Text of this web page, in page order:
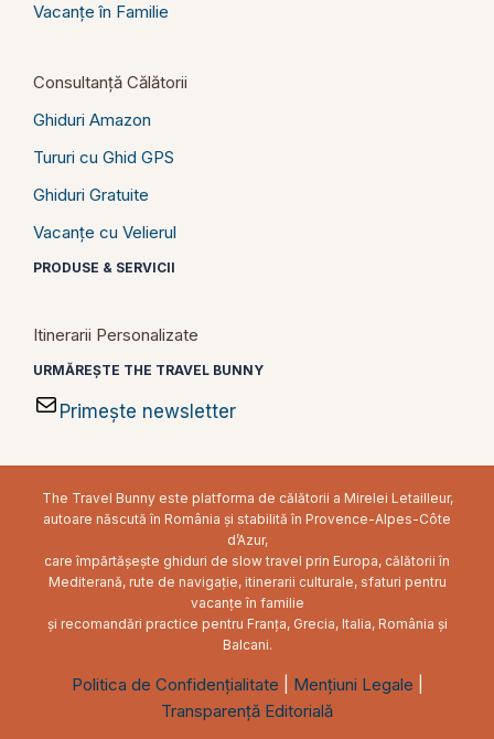
Vacanțe în Familie
Consultanță Călătorii
Ghiduri Amazon
Tururi cu Ghid GPS
Ghiduri Gratuite
Vacanțe cu Velierul
PRODUSE & SERVICII
Itinerarii Personalizate
URMĂREȘTE THE TRAVEL BUNNY
Primește newsletter
The Travel Bunny este platforma de călătorii a Mirelei Letailleur,
autoare născută în România și stabilită în Provence-Alpes-Côte
d’Azur,
care împărtășește ghiduri de slow travel prin Europa, călătorii în
Mediterană, rute de navigație, itinerarii culturale, sfaturi pentru
vacanțe în familie
și recomandări practice pentru Franța, Grecia, Italia, România și
Balcani.
Politica de Confidențialitate Mențiuni Legale
Transparență Editorială